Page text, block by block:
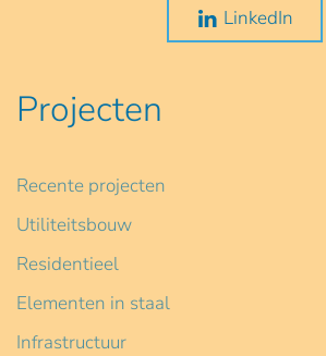
LinkedIn
Projecten
Recente projecten
Utiliteitsbouw
Residentieel
Elementen in staal
Infrastructuur